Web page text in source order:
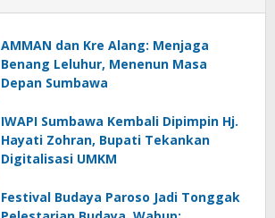
AMMAN dan Kre Alang: Menjaga
Benang Leluhur, Menenun Masa
Depan Sumbawa
IWAPI Sumbawa Kembali Dipimpin Hj.
Hayati Zohran, Bupati Tekankan
Digitalisasi UMKM
Festival Budaya Paroso Jadi Tonggak